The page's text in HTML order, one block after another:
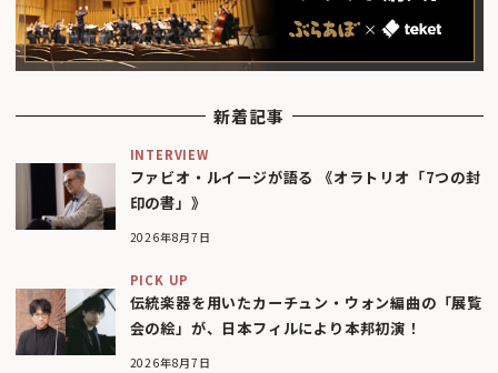
新着記事
INTERVIEW
ファビオ・ルイージが語る 《オラトリオ「7つの封
印の書」》
2026年8月7日
PICK UP
伝統楽器を用いたカーチュン・ウォン編曲の「展覧
会の絵」が、日本フィルにより本邦初演！
2026年8月7日